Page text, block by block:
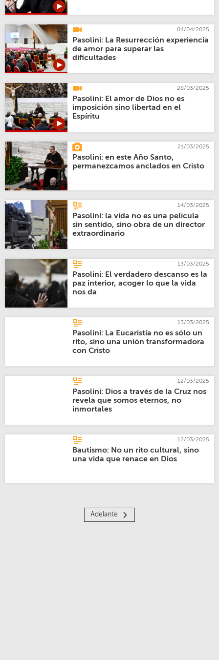
04/04/2025
Pasolini: La Resurrección experiencia
de amor para superar las
dificultades
28/03/2025
Pasolini: El amor de Dios no es
imposición sino libertad en el
Espíritu
21/03/2025
Pasolini: en este Año Santo,
permanezcamos anclados en Cristo
14/03/2025
Pasolini: la vida no es una película
sin sentido, sino obra de un director
extraordinario
13/03/2025
Pasolini: El verdadero descanso es la
paz interior, acoger lo que la vida
nos da
13/03/2025
Pasolini: La Eucaristía no es sólo un
rito, sino una unión transformadora
con Cristo
12/03/2025
Pasolini: Dios a través de la Cruz nos
revela que somos eternos, no
inmortales
12/03/2025
Bautismo: No un rito cultural, sino
una vida que renace en Dios
Adelante